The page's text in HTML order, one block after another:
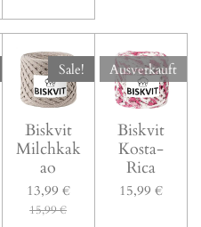
Sale!
Biskvit
Milchkak
ao
13,99 €
15,99 €
Ausverkauft
Biskvit
Kosta-
Rica
15,99 €